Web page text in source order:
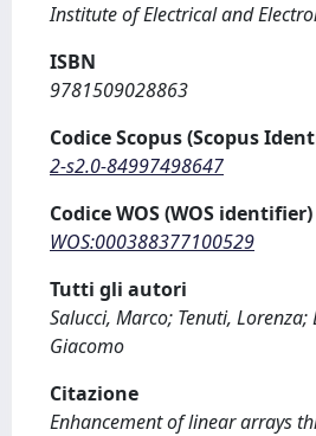
Institute of Electrical and
ISBN
9781509028863
Codice Scopus (Scopus
2-s2.0-84997498647
Codice WOS (WOS identifier)
WOS:000388377100529
Tutti gli autori
Salucci, Marco; Tenuti, Lorenza;
Giacomo
Citazione
Enhancement of linear arrays